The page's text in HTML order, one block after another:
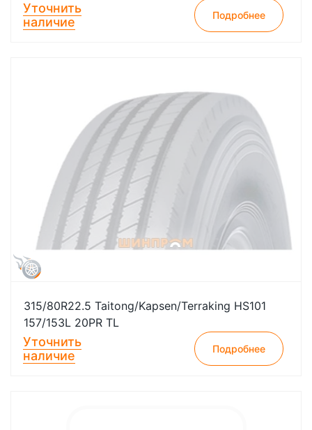
Уточнить
наличие
Подробнее
315/80R22.5 Taitong/Kapsen/Terraking HS101
157/153L 20PR TL
Уточнить
наличие
Подробнее